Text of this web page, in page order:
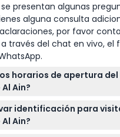
presentan algunas
alguna consulta
por favor
través del chat en vivo, el
horarios de apertura del
Ain?
Al Ain está abierto todos
brindándote mucho
exhibiciones de vida
identificación para
Ain?